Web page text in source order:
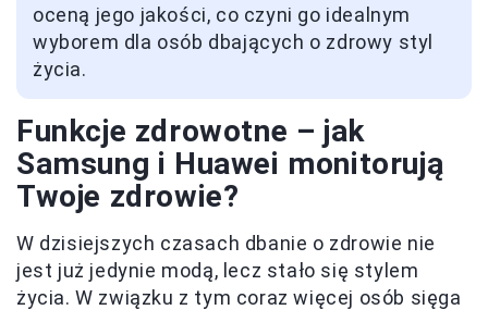
oceną jego jakości, co czyni go idealnym
wyborem dla osób dbających o zdrowy styl
życia.
Funkcje zdrowotne – jak
Samsung i Huawei monitorują
Twoje zdrowie?
W dzisiejszych czasach dbanie o zdrowie nie
jest już jedynie modą, lecz stało się stylem
życia. W związku z tym coraz więcej osób sięga